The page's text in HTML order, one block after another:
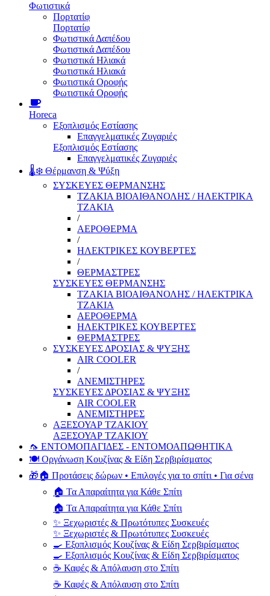
Φωτιστικά
Πορτατίφ
Πορτατίφ
Φωτιστικά Δαπέδου
Φωτιστικά Δαπέδου
Φωτιστικά Ηλιακά
Φωτιστικά Ηλιακά
Φωτιστικά Οροφής
Φωτιστικά Οροφής
Horeca
Εξοπλισμός Εστίασης
Επαγγελματικές Ζυγαριές
Εξοπλισμός Εστίασης
Επαγγελματικές Ζυγαριές
🌡️❄️ Θέρμανση & Ψύξη
ΣΥΣΚΕΥΕΣ ΘΕΡΜΑΝΣΗΣ
ΤΖΑΚΙΑ ΒΙΟΑΙΘΑΝΟΛΗΣ / ΗΛΕΚΤΡΙΚΑ
ΤΖΑΚΙΑ
/
ΑΕΡΟΘΕΡΜΑ
/
ΗΛΕΚΤΡΙΚΕΣ ΚΟΥΒΕΡΤΕΣ
/
ΘΕΡΜΑΣΤΡΕΣ
ΣΥΣΚΕΥΕΣ ΘΕΡΜΑΝΣΗΣ
ΤΖΑΚΙΑ ΒΙΟΑΙΘΑΝΟΛΗΣ / ΗΛΕΚΤΡΙΚΑ
ΤΖΑΚΙΑ
ΑΕΡΟΘΕΡΜΑ
ΗΛΕΚΤΡΙΚΕΣ ΚΟΥΒΕΡΤΕΣ
ΘΕΡΜΑΣΤΡΕΣ
ΣΥΣΚΕΥΕΣ ΔΡΟΣΙΑΣ & ΨΥΞΗΣ
AIR COOLER
/
ΑΝΕΜΙΣΤΗΡΕΣ
ΣΥΣΚΕΥΕΣ ΔΡΟΣΙΑΣ & ΨΥΞΗΣ
AIR COOLER
ΑΝΕΜΙΣΤΗΡΕΣ
ΑΞΕΣΟΥΑΡ ΤΖΑΚΙΟΥ
ΑΞΕΣΟΥΑΡ ΤΖΑΚΙΟΥ
🦟 ΕΝΤΟΜΟΠΑΓΙΔΕΣ - ΕΝΤΟΜΟΑΠΩΘΗΤΙΚΑ
🍽️ Οργάνωση Κουζίνας & Είδη Σερβιρίσματος
🎁🏠 Προτάσεις δώρων • Επιλογές για το σπίτι • Για σένα
🏠 Τα Απαραίτητα για Κάθε Σπίτι
🏠 Τα Απαραίτητα για Κάθε Σπίτι
✨ Ξεχωριστές & Πρωτότυπες Συσκευές
✨ Ξεχωριστές & Πρωτότυπες Συσκευές
🍳 Εξοπλισμός Κουζίνας & Είδη Σερβιρίσματος
🍳 Εξοπλισμός Κουζίνας & Είδη Σερβιρίσματος
☕ Καφές & Απόλαυση στο Σπίτι
☕ Καφές & Απόλαυση στο Σπίτι